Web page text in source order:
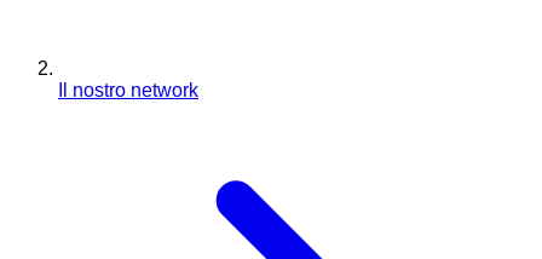
Il nostro network